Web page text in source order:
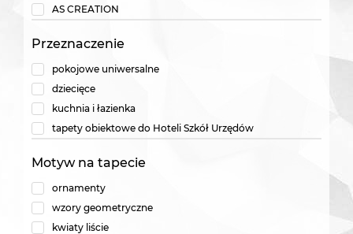
AS CREATION
Przeznaczenie
pokojowe uniwersalne
dziecięce
kuchnia i łazienka
tapety obiektowe do Hoteli Szkół Urzędów
Motyw na tapecie
ornamenty
wzory geometryczne
kwiaty liście